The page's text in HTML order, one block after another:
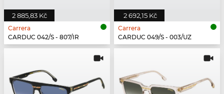
2 885,83 Kč
Carrera
CARDUC 042/S - 807/IR
2 692,15 Kč
Carrera
CARDUC 049/S - 003/UZ